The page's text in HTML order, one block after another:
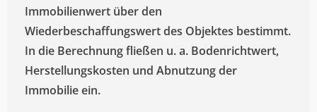
Immobilienwert über den
Wiederbeschaffungswert des Objektes bestimmt.
In die Berechnung fließen u. a. Bodenrichtwert,
Herstellungskosten und Abnutzung der
Immobilie ein.